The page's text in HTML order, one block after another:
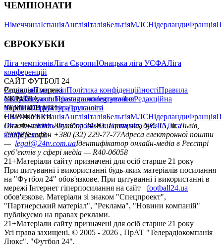
ЧЕМПІОНАТИ
НімеччинаІспаніяАнгліяІталіяБельгіяМЛСНідерландиФранція
ЄВРОКУБКИ
Ліга чемпіонівЛіга ЄвропиЮнацька ліга УЄФАЛіга
конференцій
САЙТ ФУТБОЛ 24
РедакціяПрогнозиПолітика конфіденційностіПравила
сайтуКонтактиПравила коментуванняРедакційна
політикаСтруктура власності
Соціальні мережі
facebookxyoutubeinstagramtelegramviber
УКРАЇНА
УкраїнаПерша лігаДруга ліга
ЧЕМПІОНАТИ
НімеччинаІспаніяАнгліяІталіяБельгіяМЛСНідерландиФранція
ЄВРОКУБКИ
Ліга чемпіонівЛіга ЄвропиЮнацька ліга УЄФАЛіга
конференцій
Онлайн-медіа «Футбол 24»пл. Галицька, буд. 15, м. Львів,
79008Телефон +380 (32) 229-77-77Адреса електронної пошти
— legal@24tv.com.uaІдентифікатор онлайн-медіа в Реєстрі
суб’єктів у сфері медіа — R40-06058
21+Матеріали сайту призначені для осіб старше 21 року
При цитуванні і використанні будь-яких матеріалів посилання
на "Футбол 24" обов'язкове. При цитуванні і використанні в
мережі Інтернет гіперпосилання на сайт
football24.ua
обов'язкове. Матеріали зі знаком "Спецпроект",
"Партнерський матеріал", "Реклама", "Новини компаній"
публікуємо на правах реклами.
21+Матеріали сайту призначені для осіб старше 21 року
Усi права захищенi. © 2005 - 2026 , ПрАТ "Телерадіокомпанія
Люкс". "Футбол 24".